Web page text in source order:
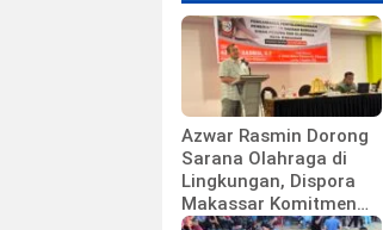
Azwar Rasmin Dorong
Sarana Olahraga di
Lingkungan, Dispora
Makassar Komitmen